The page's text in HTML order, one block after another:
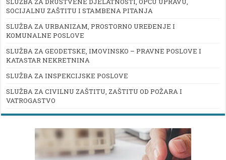
SOCIJALNU ZAŠTITU I STAMBENA PITANJA
SLUŽBA ZA URBANIZAM, PROSTORNO UREĐENJE I
KOMUNALNE POSLOVE
SLUŽBA ZA GEODETSKE, IMOVINSKO – PRAVNE POSLOVE I
KATASTAR NEKRETNINA
SLUŽBA ZA INSPEKCIJSKE POSLOVE
SLUŽBA ZA CIVILNU ZAŠTITU, ZAŠTITU OD POŽARA I
VATROGASTVO